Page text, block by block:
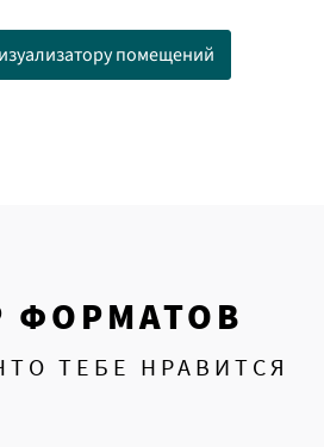
помещений
ФОРМАТОВ
ТЕБЕ НРАВИТСЯ